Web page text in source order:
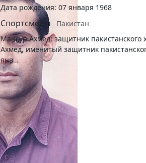
Дата рождения: 07 января 1968
Спортсмены
Пакистан
Мансур Ахмед: защитник
Ахмед, именитый защитник
янв…